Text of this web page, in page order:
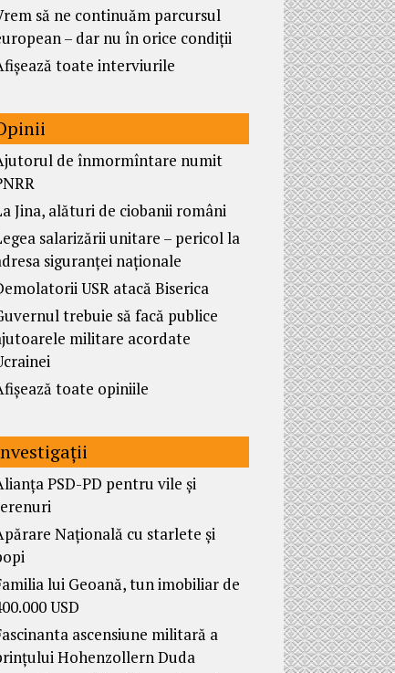
să ne continuăm parcursul
– dar nu în orice condiții
toate interviurile
de înmormîntare numit
Jina, alături de ciobanii români
salarizării unitare – pericol la
siguranței naționale
USR atacă Biserica
trebuie să facă publice
militare acordate
toate opiniile
PSD-PD pentru vile și
Națională cu starlete și
lui Geoană, tun imobiliar de
USD
ascensiune militară a
Hohenzollern Duda